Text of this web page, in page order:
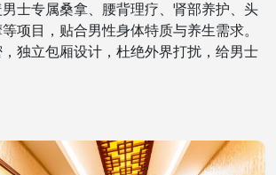
士专属桑拿、腰背理疗、肾部养护、头
项目，贴合男性身体特质与养生需求。
独立包厢设计，杜绝外界打扰，给男士